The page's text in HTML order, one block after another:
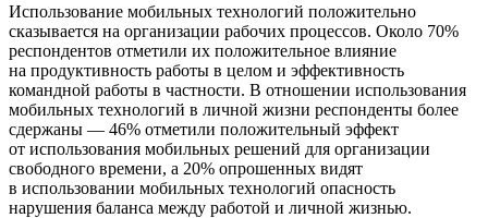
Использование мобильных технологий положительно
сказывается на организации рабочих процессов. Около 70%
респондентов отметили их положительное влияние
на продуктивность работы в целом и эффективность
командной работы в частности. В отношении использования
мобильных технологий в личной жизни респонденты более
сдержаны — 46% отметили положительный эффект
от использования мобильных решений для организации
свободного времени, а 20% опрошенных видят
в использовании мобильных технологий опасность
нарушения баланса между работой и личной жизнью.